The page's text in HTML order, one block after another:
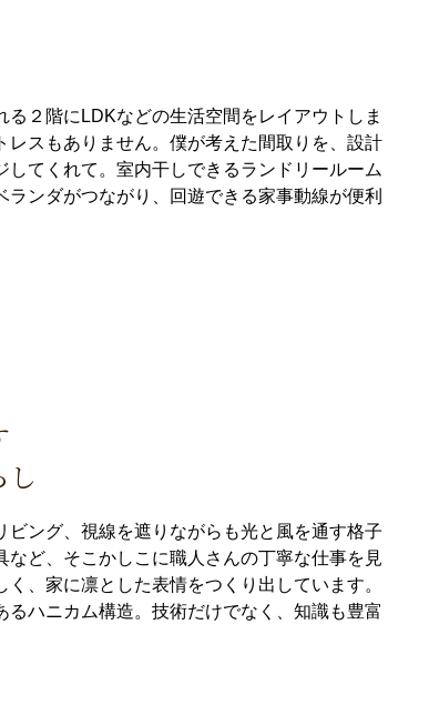
２階にLDKなどの生活空間をレイアウトしま
レスもありません。僕が考えた間取りを、設計
てくれて。室内干しできるランドリールーム
ンダがつながり、回遊できる家事動線が便利
ング、視線を遮りながらも光と風を通す格子
ど、そこかしこに職人さんの丁寧な仕事を見
、家に凛とした表情をつくり出しています。
ハニカム構造。技術だけでなく、知識も豊富